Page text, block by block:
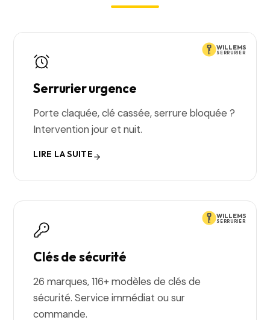
WILLEMS
SERRURIER
Serrurier urgence
Porte claquée, clé cassée, serrure bloquée ?
Intervention jour et nuit.
LIRE LA SUITE
WILLEMS
SERRURIER
Clés de sécurité
26 marques, 116+ modèles de clés de
sécurité. Service immédiat ou sur
commande.